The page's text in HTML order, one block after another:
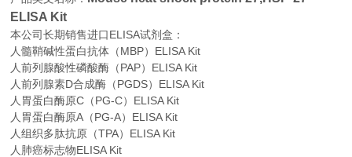
ELISA Kit
本公司长期销售进口ELISA试剂盒：
人髓鞘碱性蛋白抗体（MBP）ELISA Kit
人前列腺酸性磷酸酶（PAP）ELISA Kit
人前列腺素D合成酶（PGDS）ELISA Kit
人胃蛋白酶原C（PG-C）ELISA Kit
人胃蛋白酶原A（PG-A）ELISA Kit
人组织多肽抗原（TPA）ELISA Kit
人肺癌标志物ELISA Kit